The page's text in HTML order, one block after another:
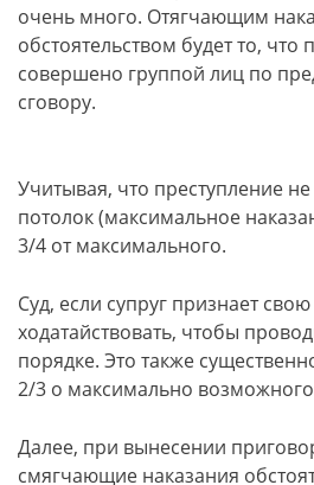
очень много. Отягчающим
обстоятельством будет то, что
совершено группой лиц по
сговору.
Учитывая, что преступление
потолок (максимальное
3/4 от максимального.
Суд, если супруг признает
ходатайствовать, чтобы
порядке. Это также
2/3 о максимально
Далее, при вынесении
смягчающие наказания